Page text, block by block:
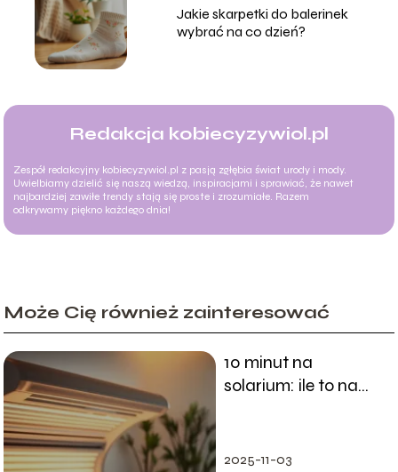
Jakie skarpetki do balerinek
wybrać na co dzień?
Redakcja kobiecyzywiol.pl
Zespół redakcyjny kobiecyzywiol.pl z pasją zgłębia świat urody i mody.
Uwielbiamy dzielić się naszą wiedzą, inspiracjami i sprawiać, że nawet
najbardziej zawiłe trendy stają się proste i zrozumiałe. Razem
odkrywamy piękno każdego dnia!
Może Cię również zainteresować
10 minut na
solarium: ile to na
2025-11-03